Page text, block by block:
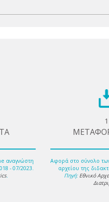
αναγνώστη
- 07/2023.
.
1
Αφορά στο σύνολο
αρχείου της
Πηγή: Εθνικό